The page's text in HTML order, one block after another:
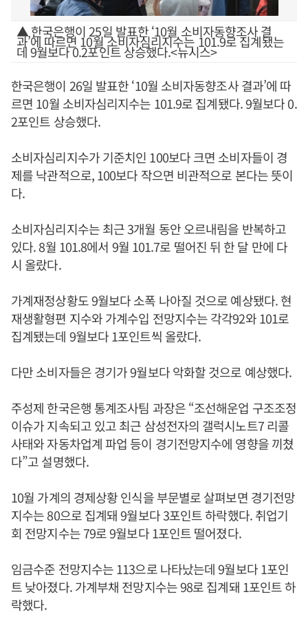
▲ 한국은행이 25일 발표한 ‘10월 소비자동향조사 결
과’에 따르면 10월 소비자심리지수는 101.9로 집계됐는
데 9월보다 0.2포인트 상승했다.<뉴시스>
한국은행이 26일 발표한 ‘10월 소비자동향조사 결과’에 따
르면 10월 소비자심리지수는 101.9로 집계됐다. 9월보다 0.
2포인트 상승했다.
소비자심리지수가 기준치인 100보다 크면 소비자들이 경
제를 낙관적으로, 100보다 작으면 비관적으로 본다는 뜻이
다.
소비자심리지수는 최근 3개월 동안 오르내림을 반복하고
있다. 8월 101.8에서 9월 101.7로 떨어진 뒤 한 달 만에 다
시 올랐다.
가계재정상황도 9월보다 소폭 나아질 것으로 예상됐다. 현
재생활형편 지수와 가계수입 전망지수는 각각92와 101로
집계됐는데 9월보다 1포인트씩 올랐다.
다만 소비자들은 경기가 9월보다 악화할 것으로 예상했다.
주성제 한국은행 통계조사팀 과장은 “조선해운업 구조조정
이슈가 지속되고 있고 최근 삼성전자의 갤럭시노트7 리콜
사태와 자동차업계 파업 등이 경기전망지수에 영향을 끼쳤
다”고 설명했다.
10월 가계의 경제상황 인식을 부문별로 살펴보면 경기전망
지수는 80으로 집계돼 9월보다 3포인트 하락했다. 취업기
회 전망지수는 79로 9월보다 1포인트 떨어졌다.
임금수준 전망지수는 113으로 나타났는데 9월보다 1포인
트 낮아졌다. 가계부채 전망지수는 98로 집계돼 1포인트 하
락했다.